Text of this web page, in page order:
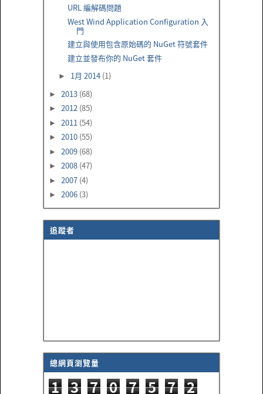
URL 編解碼問題
West Wind Application Configuration 入
門
建立與使用包含原始碼的 NuGet 符號套件
建立並發布你的 NuGet 套件
► 1月 2014 (1)
► 2013 (68)
► 2012 (85)
► 2011 (54)
► 2010 (55)
► 2009 (68)
► 2008 (47)
► 2007 (4)
► 2006 (3)
追蹤者
總網頁瀏覽量
1 3 7 0 7 5 7 2